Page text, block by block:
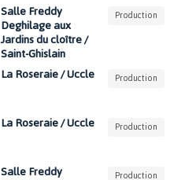
Salle Freddy
Deghilage aux
Jardins du cloître /
Saint-Ghislain
Production
La Roseraie / Uccle Production
La Roseraie / Uccle Production
Salle Freddy Production